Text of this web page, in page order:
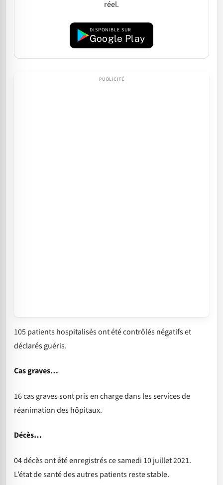
réel.
DISPONIBLE SUR
Google Play
105 patients hospitalisés ont été contrôlés négatifs et
déclarés guéris.
Cas graves…
16 cas graves sont pris en charge dans les services de
réanimation des hôpitaux.
Décès…
04 décès ont été enregistrés ce samedi 10 juillet 2021.
L’état de santé des autres patients reste stable.